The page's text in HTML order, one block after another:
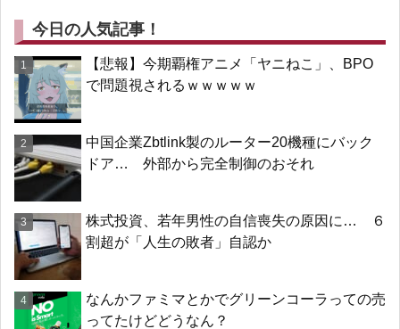
今日の人気記事！
【悲報】今期覇権アニメ「ヤニねこ」、BPO
で問題視されるｗｗｗｗｗ
中国企業Zbtlink製のルーター20機種にバック
ドア… 外部から完全制御のおそれ
株式投資、若年男性の自信喪失の原因に… ６
割超が「人生の敗者」自認か
なんかファミマとかでグリーンコーラっての売
ってたけどどうなん？